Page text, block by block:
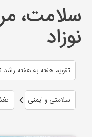
سلامت،
نوزاد
تقویم هفته به هفته رشد
سلامتی و ایمنی